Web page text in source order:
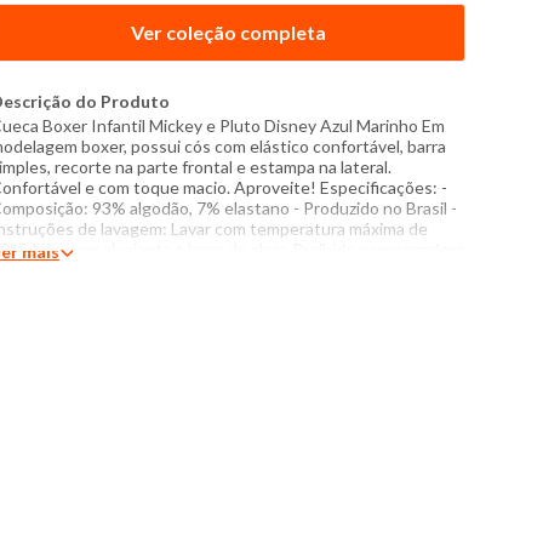
Ver coleção completa
do Produto
Boxer Infantil Mickey e Pluto Disney Azul Marinho Em
boxer, possui cós com elástico confortável, barra
recorte na parte frontal e estampa na lateral.
e com toque macio. Aproveite! Especificações: -
93% algodão, 7% elastano - Produzido no Brasil -
de lavagem: Lavar com temperatura máxima de
Não usar alvejante a base de cloro Proibido usar secadora
mais